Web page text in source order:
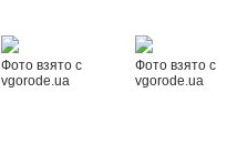
Фото взято с
vgorode.ua
Фото взято с
vgorode.ua